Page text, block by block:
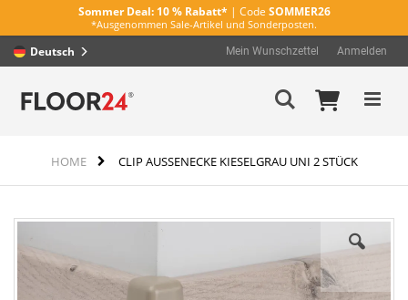
Sommer Deal: 10 % Rabatt* | Code SOMMER26
*Ausgenommen Sale-Artikel und Sonderposten.
Mein
Mein Wunschzettel Anmelden
Suche
HOME CLIP AUSSENECKE KIESELGRAU UNI 2 STÜCK
Zum
der
Bildergalerie
Deutsch